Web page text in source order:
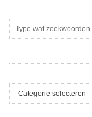
CATEGORIES